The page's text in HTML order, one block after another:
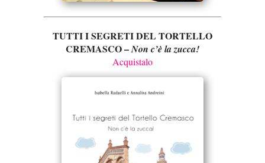
TUTTI I SEGRETI DEL TORTELLO
CREMASCO –Non c’è la zucca!
Acquistalo